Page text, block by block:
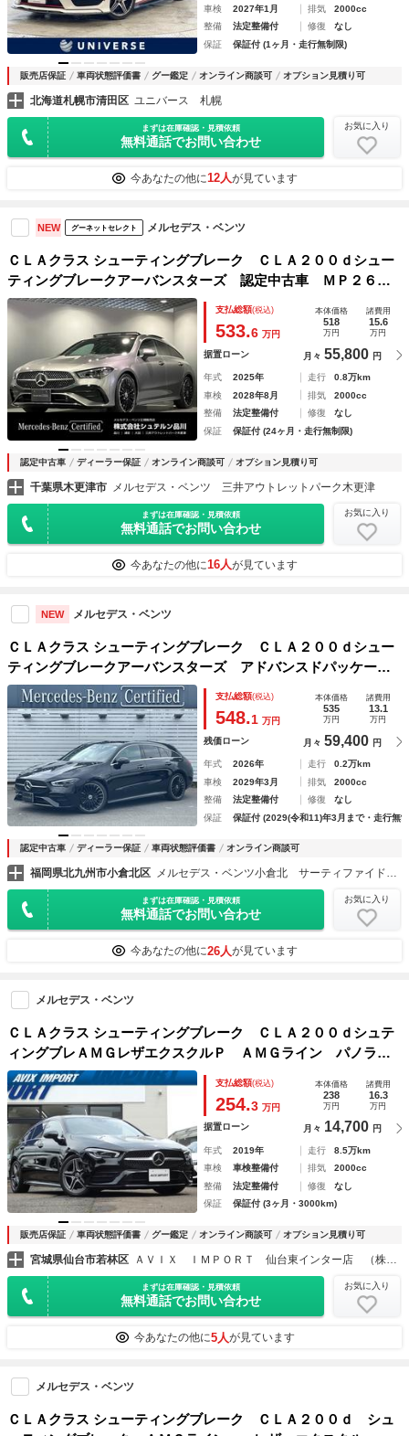
車検
2027年1月 排気
2000cc
整備
法定整備付 修復
なし
保証
保証付 (1ヶ月・走行無制限)
販売店保証 車両状態評価書 グー鑑定 オンライン商談可 オプション見積り可
北海道札幌市清田区 ユニバース 札幌
まずは在庫確認・見積依頼
無料通話でお問い合わせ
お気に入り
今あなたの他に12人が見ています
NEW グーネットセレクト メルセデス・ベンツ
ＣＬＡクラス シューティングブレーク ＣＬＡ２００ｄシュー
ティングブレークアーバンスターズ 認定中古車 ＭＰ２６０
１ パノラミックスライディングルーフ ３６０°カメラシステ
ム 本革シート ワイヤレスチャージング メモリー付きパワ
ーシート シートヒーター アンビエントライト
支払総額(税込)
533.6 万円
本体価格
518
万円
諸費用
15.6
万円
据置ローン 月々 55,800 円
年式 2025年 走行
0.8万km
車検
2028年8月 排気
2000cc
整備
法定整備付 修復
なし
保証
保証付 (24ヶ月・走行無制限)
認定中古車 ディーラー保証 オンライン商談可 オプション見積り可
千葉県木更津市 メルセデス・ベンツ 三井アウトレットパーク木更津
まずは在庫確認・見積依頼
無料通話でお問い合わせ
お気に入り
今あなたの他に16人が見ています
NEW メルセデス・ベンツ
ＣＬＡクラス シューティングブレーク ＣＬＡ２００ｄシュー
ティングブレークアーバンスターズ アドバンスドパッケー
ジ 元デモカー 禁煙車 正規認定中古車 Ｍケア継承 認定
２年保証付 パノラミックＳルーフ ＡＭＧラインＰ 電動
リアゲート ＭＢＵＸ メモリー付パワーシート メルセデス
ミーコネクト
支払総額(税込)
548.1 万円
本体価格
535
万円
諸費用
13.1
万円
残価ローン 月々 59,400 円
年式 2026年 走行
0.2万km
車検
2029年3月 排気
2000cc
整備
法定整備付 修復
なし
保証
保証付 (2029(令和11)年3月まで・走行無
認定中古車 ディーラー保証 車両状態評価書 オンライン商談可
福岡県北九州市小倉北区 メルセデス・ベンツ小倉北 サーティファイドカーセンター （株）シュテルン福岡
まずは在庫確認・見積依頼
無料通話でお問い合わせ
お気に入り
今あなたの他に26人が見ています
メルセデス・ベンツ
ＣＬＡクラス シューティングブレーク ＣＬＡ２００ｄシュテ
ィングブレＡＭＧレザエクスクルＰ ＡＭＧライン パノラミ
ックＳＲ 灰／黒革 シートヒーター ナビゲーションＰＫＧ
（ＭＢＵＸ搭載） アドバンスドＰＫＧ レーダーセーフティ
ＰＫＧ マルチビームＬＥＤライト 純正１８ＡＷ 禁煙
支払総額(税込)
254.3 万円
本体価格
238
万円
諸費用
16.3
万円
据置ローン 月々 14,700 円
年式 2019年 走行
8.5万km
車検
車検整備付 排気
2000cc
整備
法定整備付 修復
なし
保証
保証付 (3ヶ月・3000km)
販売店保証 車両状態評価書 グー鑑定 オンライン商談可 オプション見積り可
宮城県仙台市若林区 ＡＶＩＸ ＩＭＰＯＲＴ 仙台東インター店 （株）アビックスコーポレーション
まずは在庫確認・見積依頼
無料通話でお問い合わせ
お気に入り
今あなたの他に5人が見ています
メルセデス・ベンツ
ＣＬＡクラス シューティングブレーク ＣＬＡ２００ｄ シュ